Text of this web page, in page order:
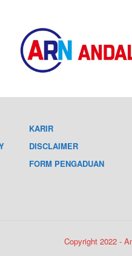
KARIR
DISCLAIMER
FORM PENGADUAN
Copyright 2022 -